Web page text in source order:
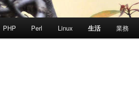
PHP Perl Linux 生活 業務